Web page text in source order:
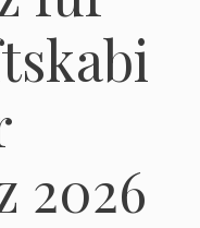
2026